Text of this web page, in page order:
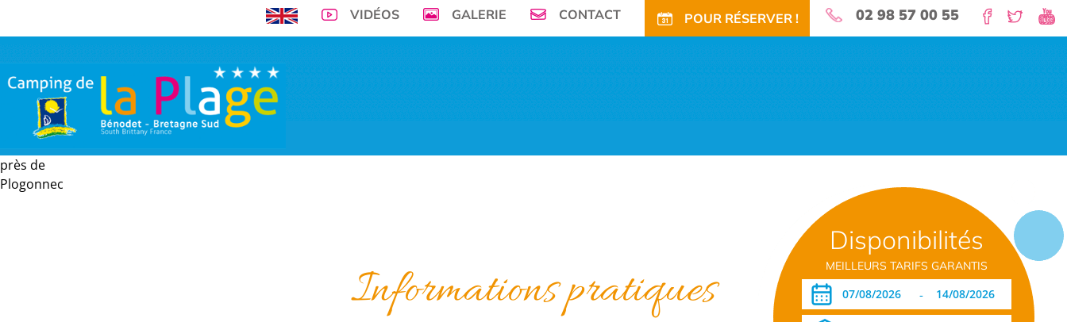
VIDÉOS GALERIE CONTACT POUR RÉSERVER ! 02 98 57 00 55
vous offre son petit paradis en pleine nature pour vos vacances!
TÉLÉCHARGEMENT PDF DATES OUVERTURE RÉSERVATION
Disponibilités
MEILLEURS TARIFS GARANTIS
-
près de
Plogonnec
Informations pratiques